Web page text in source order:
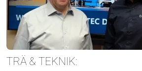
TRÄ & TEKNIK: